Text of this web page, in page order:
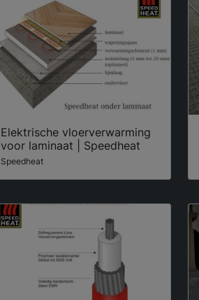
Elektrische vloerverwarming
voor laminaat | Speedheat
Speedheat